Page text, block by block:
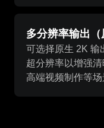
多分辨率输出（
可选择原生 2K 输
超分辨率以增强
高端视频制作等场